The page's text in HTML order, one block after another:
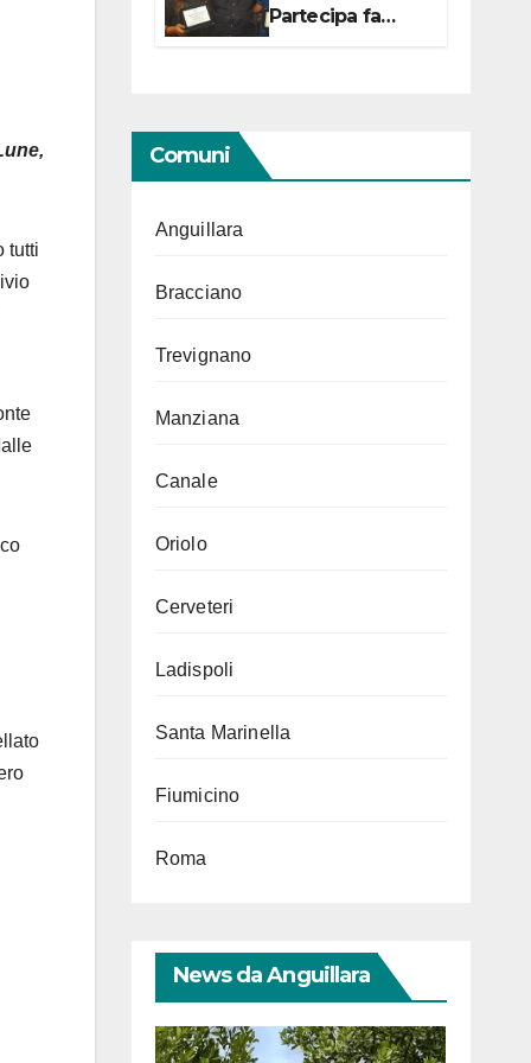
tutti
Partecipa fa
centro con due
Comuni
Anguillara
Bracciano
Trevignano
Manziana
Canale
Oriolo
Cerveteri
Ladispoli
Santa Marinella
Fiumicino
Roma
News da Anguillara